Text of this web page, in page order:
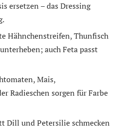
ersetzen – das Dressing
Hähnchenstreifen, Thunfisch
auch Feta passt
Mais,
Radieschen sorgen für Farbe
Dill und Petersilie schmecken